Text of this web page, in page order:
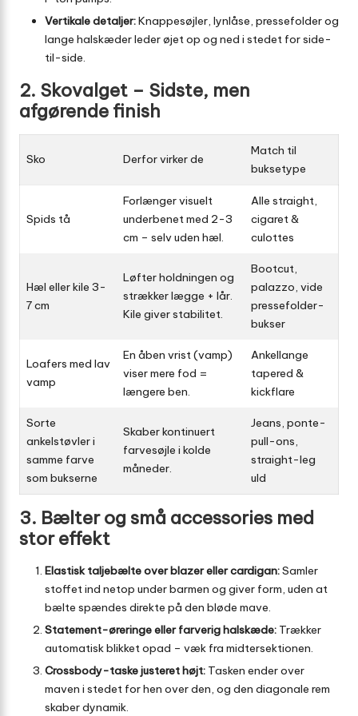
Vertikale detaljer:Knappesøjler, lynlåse, pressefolder og
lange halskæder leder øjet op og ned i stedet for side­-
til­-side.
2. Skovalget – Sidste, men
afgørende finish
Sko Derfor virker de
Match til
buksetype
Spids tå
Forlænger visuelt
underbenet med 2-3
cm – selv uden hæl.
Alle straight,
cigaret &
culottes
Hæl eller kile 3-
7 cm
Løfter holdningen og
strækker lægge + lår.
Kile giver stabilitet.
Bootcut,
palazzo, vide
pressefolder-
bukser
Loafers med lav
vamp
En åben vrist (vamp)
viser mere fod =
længere ben.
Ankellange
tapered &
kickflare
Sorte
ankelstøvler i
samme farve
som bukserne
Skaber kontinuert
farvesøjle i kolde
måneder.
Jeans, ponte-
pull-ons,
straight-leg
uld
3. Bælter og små accessories med
stor effekt
Elastisk taljebælte over blazer eller cardigan:Samler
stoffet ind netop under barmen og giver form, uden at
bælte spændes direkte på den bløde mave.
Statement-øreringe eller farverig halskæde: Trækker
automatisk blikket opad – væk fra midtersektionen.
Crossbody-taske justeret højt: Tasken ender over
maven i stedet for hen over den, og den diagonale rem
skaber dynamik.